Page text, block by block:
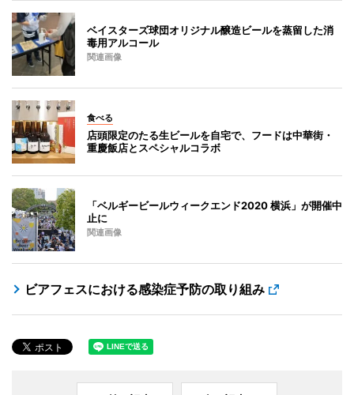
ベイスターズ球団オリジナル醸造ビールを蒸留した消
毒用アルコール
関連画像
食べる
店頭限定のたる生ビールを自宅で、フードは中華街・
重慶飯店とスペシャルコラボ
「ベルギービールウィークエンド2020 横浜」が開催中
止に
関連画像
ビアフェスにおける感染症予防の取り組み